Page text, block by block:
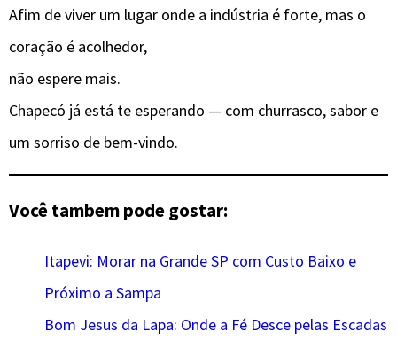
Afim de viver um lugar onde a indústria é forte, mas o
coração é acolhedor,
não espere mais.
Chapecó já está te esperando — com churrasco, sabor e
um sorriso de bem-vindo.
Você tambem pode gostar:
Itapevi: Morar na Grande SP com Custo Baixo e
Próximo a Sampa
Bom Jesus da Lapa: Onde a Fé Desce pelas Escadas